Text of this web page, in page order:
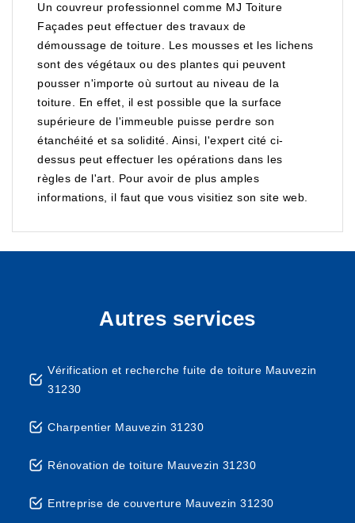
Un couvreur professionnel comme MJ Toiture
Façades peut effectuer des travaux de
démoussage de toiture. Les mousses et les lichens
sont des végétaux ou des plantes qui peuvent
pousser n'importe où surtout au niveau de la
toiture. En effet, il est possible que la surface
supérieure de l'immeuble puisse perdre son
étanchéité et sa solidité. Ainsi, l'expert cité ci-
dessus peut effectuer les opérations dans les
règles de l'art. Pour avoir de plus amples
informations, il faut que vous visitiez son site web.
Autres services
Vérification et recherche fuite de toiture Mauvezin
31230
Charpentier Mauvezin 31230
Rénovation de toiture Mauvezin 31230
Entreprise de couverture Mauvezin 31230